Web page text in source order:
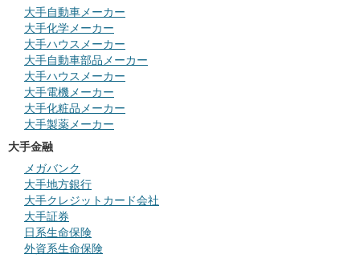
大手自動車メーカー
大手化学メーカー
大手ハウスメーカー
大手自動車部品メーカー
大手ハウスメーカー
大手電機メーカー
大手化粧品メーカー
大手製薬メーカー
大手金融
メガバンク
大手地方銀行
大手クレジットカード会社
大手証券
日系生命保険
外資系生命保険